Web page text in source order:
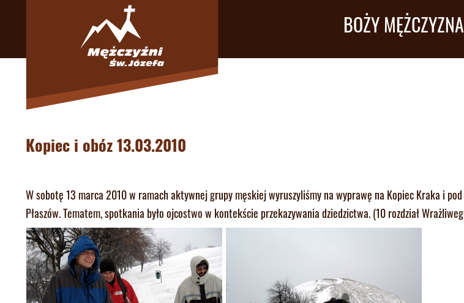
BOŻY
Kopiec i obóz 13.03.2010
W sobotę 13 marca 2010 w ramach aktywnej grupy męskiej wyruszyliśmy na wyprawę na Kopiec Kraka i
Płaszów. Tematem, spotkania było ojcostwo w kontekście przekazywania dziedzictwa. (10 rozdział